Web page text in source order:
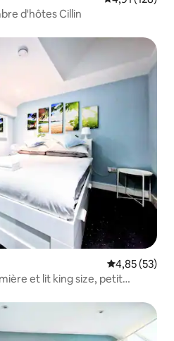
d'hôtes Cillin
Évaluation
4,85 (53)
et lit king size, petit